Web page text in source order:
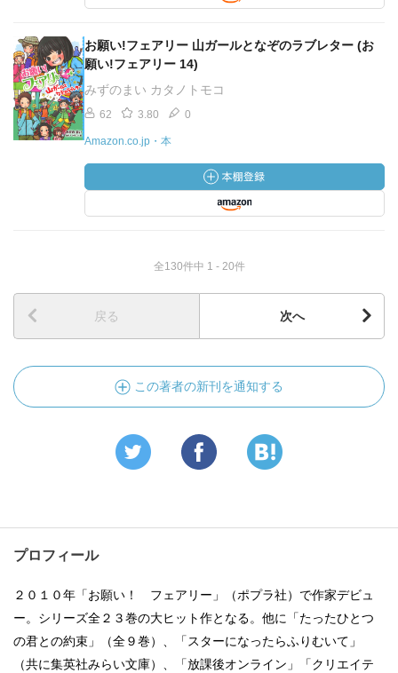
お願い!フェアリー 山ガールとなぞのラブレター (お
願い!フェアリー 14)
みずのまい カタノトモコ
62 3.80 0
Amazon.co.jp・本
全130件中 1 - 20件
戻る 次へ
この著者の新刊を通知する
プロフィール
２０１０年「お願い！ フェアリー」（ポプラ社）で作家デビュ
ー。シリーズ全２３巻の大ヒット作となる。他に「たったひとつ
の君との約束」（全９巻）、「スターになったらふりむいて」
（共に集英社みらい文庫）、「放課後オンライン」「クリエイテ